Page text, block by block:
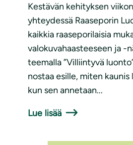
Kestävän kehityksen
yhteydessä Raaseporin
kaikkia raaseporilaisia
valokuvahaasteeseen ja -
teemalla ”Villiintyvä
nostaa esille, miten kaunis
kun sen annetaan...
Lue lisää